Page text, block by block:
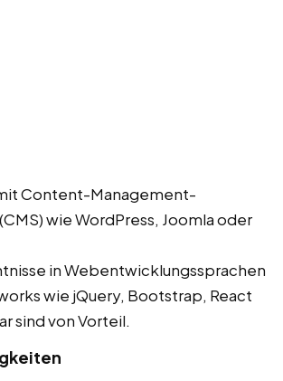
Content-Management-
wie WordPress, Joomla oder
in Webentwicklungssprachen
wie jQuery, Bootstrap, React
sind von Vorteil.